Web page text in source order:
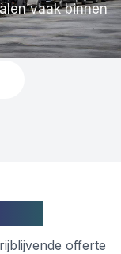
vaak binnen
offerte